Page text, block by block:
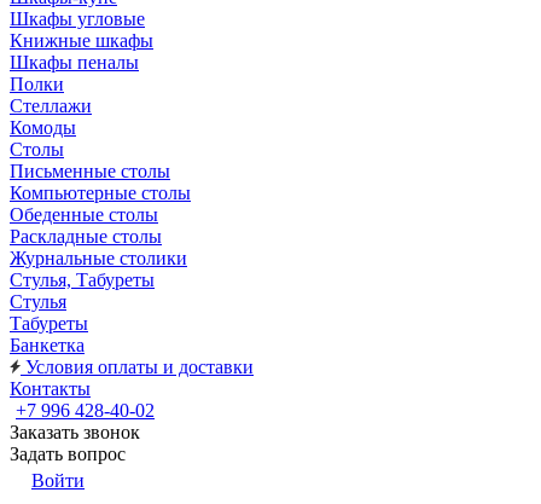
Шкафы угловые
Книжные шкафы
Шкафы пеналы
Полки
Стеллажи
Комоды
Столы
Письменные столы
Компьютерные столы
Обеденные столы
Раскладные столы
Журнальные столики
Стулья, Табуреты
Стулья
Табуреты
Банкетка
Условия оплаты и доставки
Контакты
+7 996 428-40-02
Заказать звонок
Задать вопрос
Войти